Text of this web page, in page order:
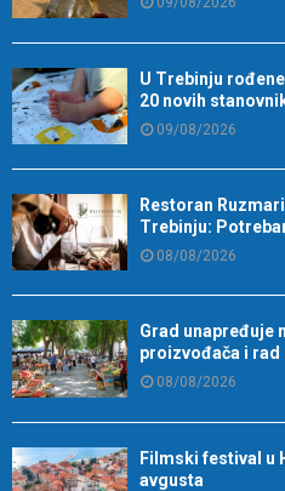
U Trebinju
20 novih
09/08/2026
Restoran
Trebinju:
08/08/2026
Grad unapređuje
proizvođača i
08/08/2026
Filmski festival u
avgusta